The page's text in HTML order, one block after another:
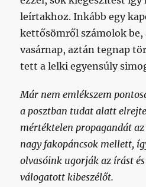
leírtakhoz. Inkább egy
kettősömről számolok be,
vasárnap, aztán tegnap
tett a lelki egyensúly
Már nem emlékszem
a posztban tudat alatt
mértéktelen propagandát
nagy fakopáncsok mellett,
olvasóink ugorják az írást
válogatott kibeszélőt.